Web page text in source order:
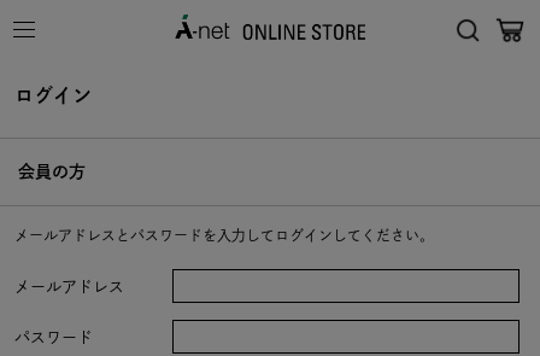
ログイン
会員の方
メールアドレスとパスワードを入力してログインしてください。
メールアドレス
パスワード